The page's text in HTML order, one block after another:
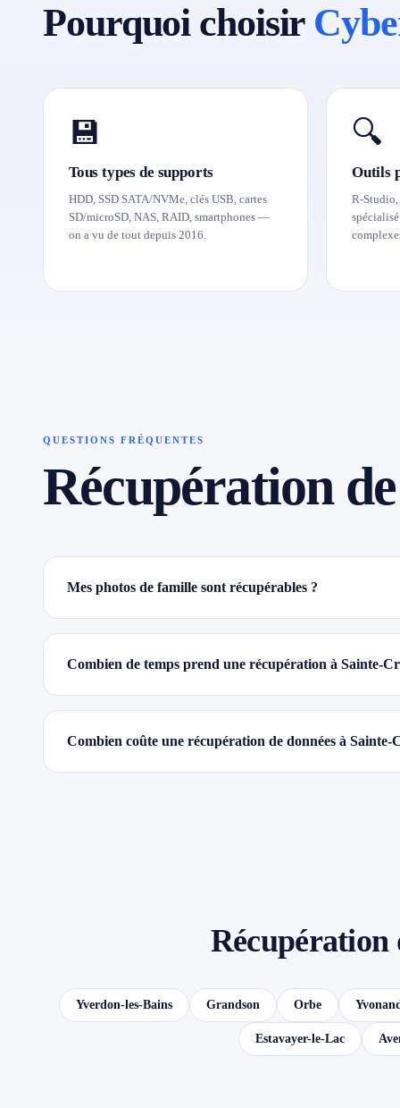
Pourquoi choisir
💾
Tous types de supports
HDD, SSD SATA/NVMe, clés USB, cartes
SD/microSD, NAS, RAID, smartphones —
on a vu de tout depuis 2016.
🔍
Outils
R-
QUESTIONS FRÉQUENTES
Récupération
Mes photos de famille sont récupérables ?
Combien de temps prend une récupération à Sainte-
Combien coûte une récupération de données à Sainte-
Récupération
Yverdon-les-Bains Grandson Orbe
Estavayer-le-Lac